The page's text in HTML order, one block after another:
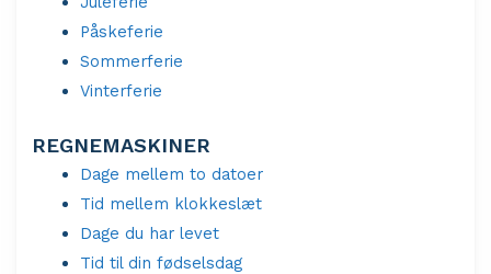
Påskeferie
Sommerferie
Vinterferie
REGNEMASKINER
Dage mellem to datoer
Tid mellem klokkeslæt
Dage du har levet
Tid til din fødselsdag